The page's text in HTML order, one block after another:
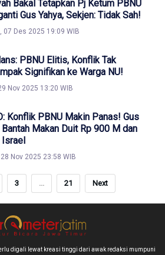
Bakal Tetapkan Pj Ketum PBNU
Gus Yahya, Sekjen: Tidak Sah!
07 Des 2025 19:09 WIB
PBNU Elitis, Konflik Tak
Signifikan ke Warga NU!
Nov 2025 13:20 WIB
Konflik PBNU Makin Panas! Gus
Bantah Makan Duit Rp 900 M dan
Israel
Nov 2025 23:58 WIB
3 ... 21 Next
digali lewat kreasi tinggi dari awak redaksi mumpuni